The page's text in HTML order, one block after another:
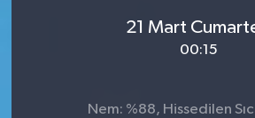
21 Mart
00:15
Nem: %88, Hissedilen